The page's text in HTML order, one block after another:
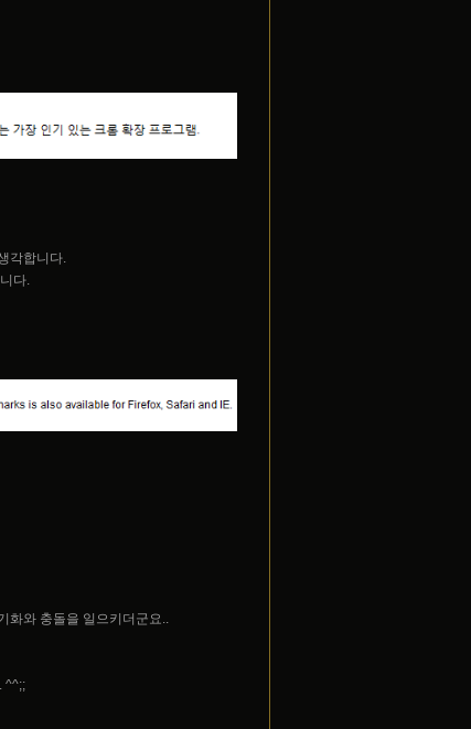
각합니다.
다.
화와 충돌을 일으키더군요..
^^;;